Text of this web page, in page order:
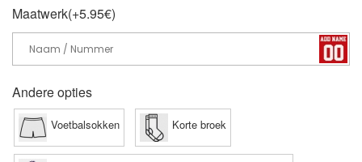
Maatwerk(+5.95€)
Andere opties
Voetbalsokken Korte broek